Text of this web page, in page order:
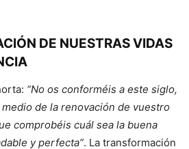
DE NUESTRAS VIDAS
“No os conforméis a este siglo,
de la renovación de vuestro
comprobéis cuál sea la buena
y perfecta”. La transformación